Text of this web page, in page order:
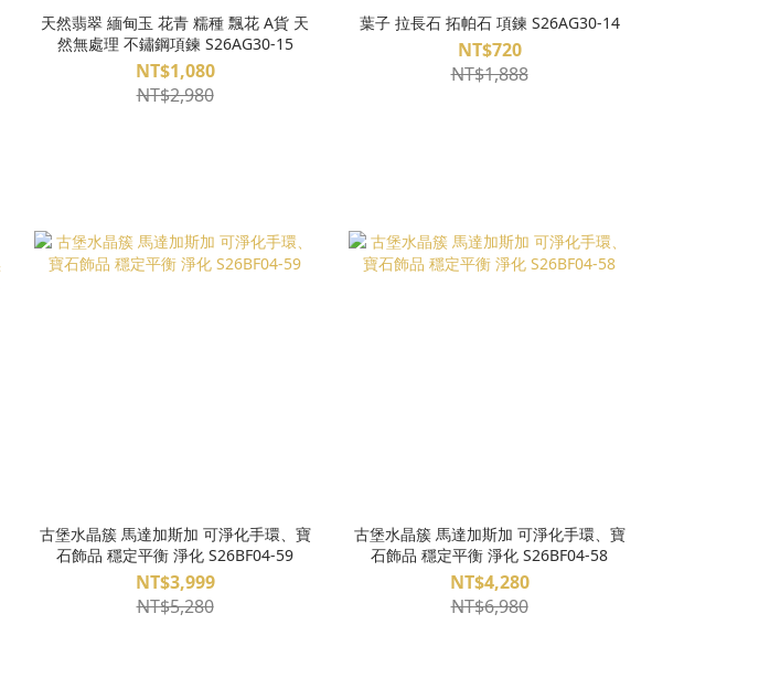
天然翡翠 緬甸玉 花青 糯種 飄花 A貨 天
然無處理 不鏽鋼項鍊 S26AG30-15
NT$1,080
NT$2,980
葉子 拉長石 拓帕石 項鍊 S26AG30-14
NT$720
NT$1,888
古堡水晶簇 馬達加斯加 可淨化手環、寶
石飾品 穩定平衡 淨化 S26BF04-59
NT$3,999
NT$5,280
古堡水晶簇 馬達加斯加 可淨化手環、寶
石飾品 穩定平衡 淨化 S26BF04-58
NT$4,280
NT$6,980